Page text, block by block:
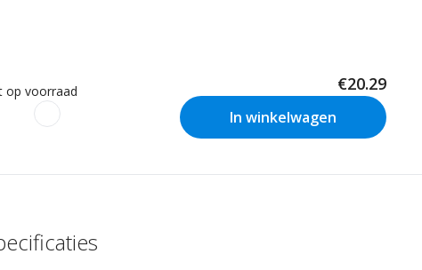
op voorraad €20.29
In winkelwagen